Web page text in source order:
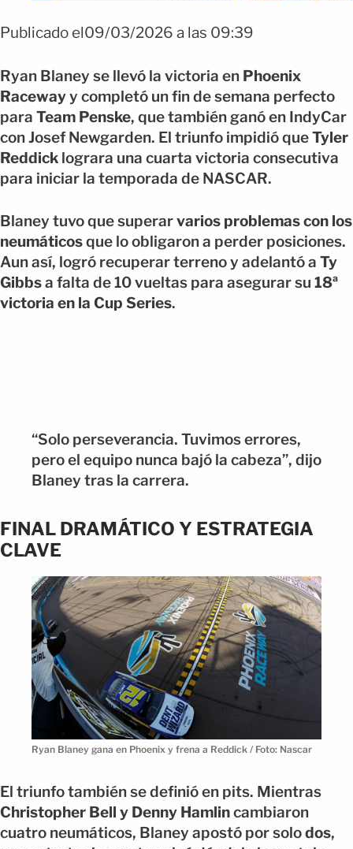
Publicado el09/03/2026 a las 09:39
Ryan Blaney se llevó la victoria en Phoenix
Racewayy completó un fin de semana perfecto
para Team Penske, que también ganó en IndyCar
con Josef Newgarden. El triunfo impidió queTyler
Reddick lograra una cuarta victoria consecutiva
para iniciar la temporada de NASCAR.
Blaney tuvo que superarvarios problemas con los
neumáticosque lo obligaron a perder posiciones.
Aun así, logró recuperar terreno y adelantó a Ty
Gibbsa falta de 10 vueltas para asegurar su 18ª
victoria en la Cup Series.
“Solo perseverancia. Tuvimos errores,
pero el equipo nunca bajó la cabeza”, dijo
Blaney tras la carrera.
FINAL DRAMÁTICO Y ESTRATEGIA
CLAVE
Ryan Blaney gana en Phoenix y frena a Reddick / Foto: Nascar
El triunfo también se definió en pits. Mientras
Christopher Bell y Denny Hamlincambiaron
cuatro neumáticos, Blaney apostó por solodos,